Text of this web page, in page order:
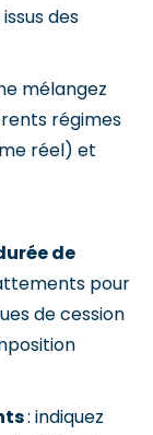
des
mélangez
régimes
réel) et
de
pour
de cession
: indiquez